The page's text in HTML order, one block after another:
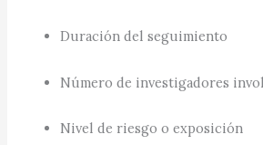
Duración del seguimiento
Número de investigadores
Nivel de riesgo o exposición